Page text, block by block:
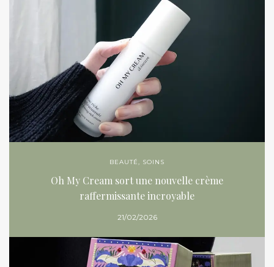
BEAUTÉ, SOINS
Oh My Cream sort une nouvelle crème
raffermissante incroyable
21/02/2026